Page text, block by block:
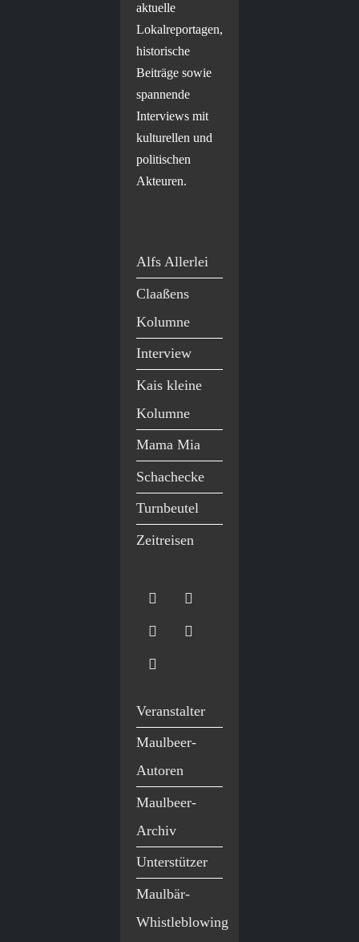
aktuelle
Lokalreportagen,
historische
Beiträge sowie
spannende
Interviews mit
kulturellen und
politischen
Akteuren.
Alfs Allerlei
Claaßens
Kolumne
Interview
Kais kleine
Kolumne
Mama Mia
Schachecke
Turnbeutel
Zeitreisen
Veranstalter
Maulbeer-
Autoren
Maulbeer-
Archiv
Unterstützer
Maulbär-
Whistleblowing